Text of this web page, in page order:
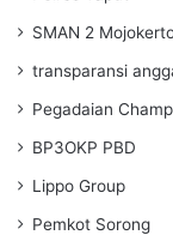
SMAN 2
transparansi
Pegadaian
BP3OKP PBD
Lippo Group
Pemkot Sorong